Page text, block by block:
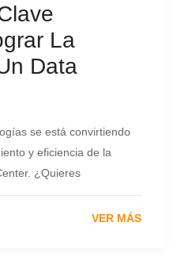
La
Data
se está convirtiendo
y eficiencia de la
¿Quieres
VER MÁS